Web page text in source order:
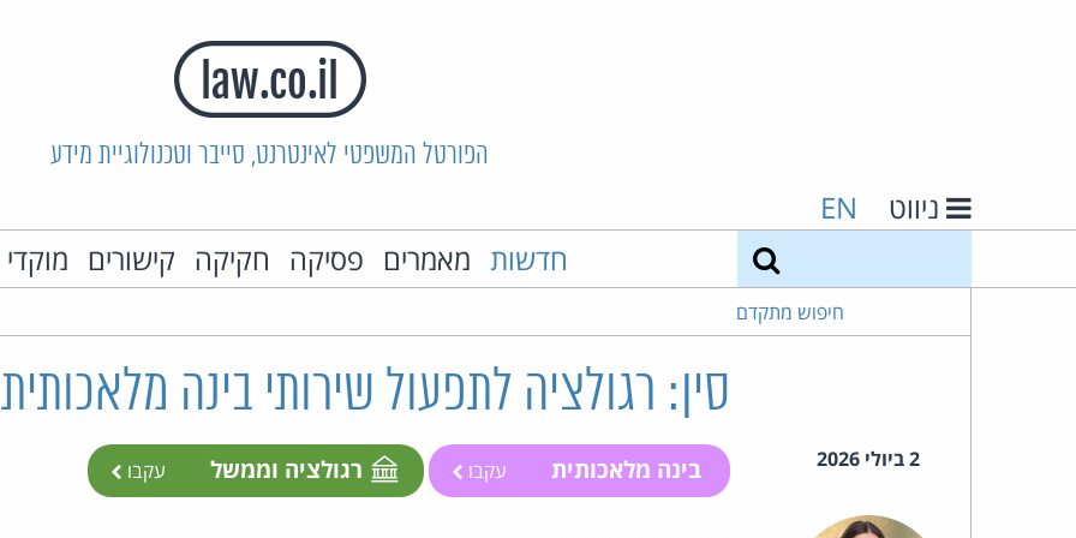
הפורטל המשפטי לאינטרנט, סייבר וטכנולוגיית מידע
ניווט EN
חדשות מאמרים פסיקה חקיקה קישורים
חיפוש מתקדם
סין: רגולציה לתפעול שירותי בינה
2 ביולי 2026 בינה מלאכותית עקבו רגולציה וממשל עקבו